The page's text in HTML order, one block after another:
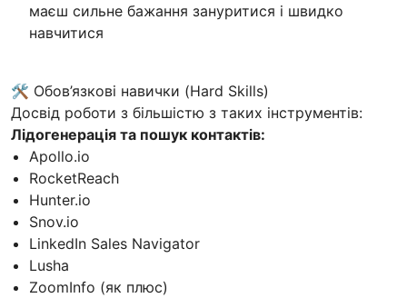
маєш сильне бажання зануритися і швидко
навчитися
🛠 Обов’язкові навички (Hard Skills)
Досвід роботи з більшістю з таких інструментів:
Лідогенерація та пошук контактів:
Apollo.io
RocketReach
Hunter.io
Snov.io
LinkedIn Sales Navigator
Lusha
ZoomInfo (як плюс)